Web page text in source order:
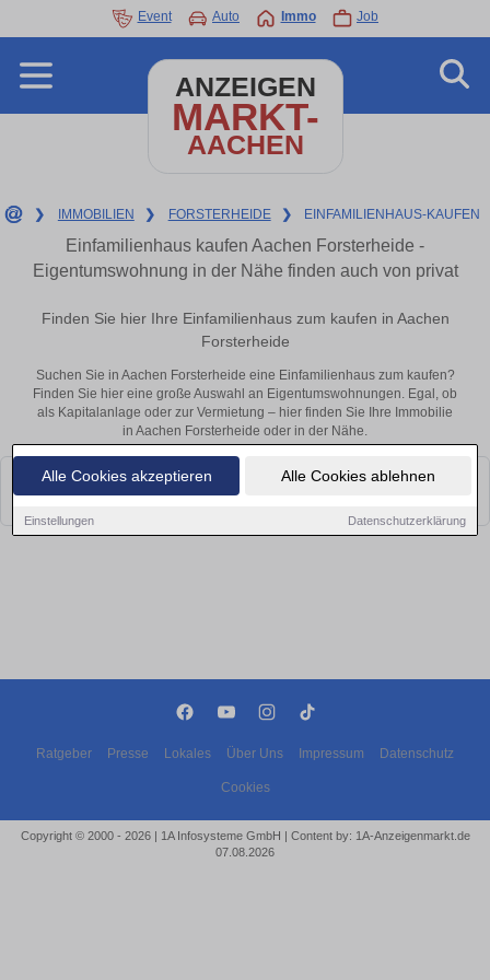
Alle Cookies akzeptieren Alle Cookies ablehnen
Einstellungen Datenschutzerklärung
Event Auto Immo Job
ANZEIGEN
MARKT-
AACHEN
❯ IMMOBILIEN ❯ FORSTERHEIDE ❯ EINFAMILIENHAUS-KAUFEN
Einfamilienhaus kaufen Aachen Forsterheide -
Eigentumswohnung in der Nähe finden auch von privat
Finden Sie hier Ihre Einfamilienhaus zum kaufen in Aachen
Forsterheide
Suchen Sie in Aachen Forsterheide eine Einfamilienhaus zum kaufen?
Finden Sie hier eine große Auswahl an Eigentumswohnungen. Egal, ob
als Kapitalanlage oder zur Vermietung – hier finden Sie Ihre Immobilie
in Aachen Forsterheide oder in der Nähe.
Leider konnten wir derzeit keine passenden Objekte finden. Schauen Sie
bald wieder vorbei!
Ratgeber Presse Lokales Über Uns Impressum Datenschutz
Cookies
Copyright © 2000 - 2026 | 1A Infosysteme GmbH | Content by: 1A-Anzeigenmarkt.de
07.08.2026